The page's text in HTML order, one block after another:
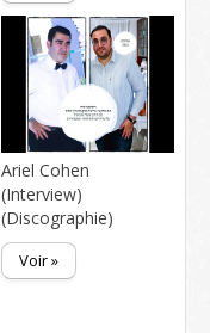
Ariel Cohen
(Interview)
(Discographie)
Voir »